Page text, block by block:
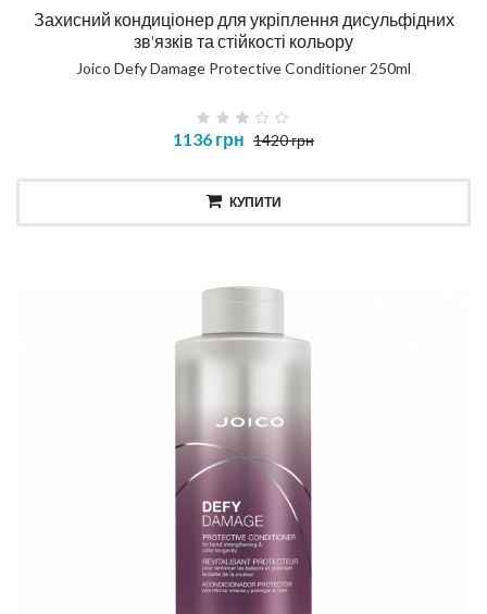
Захисний кондиціонер для укріплення дисульфідних
зв'язків та стійкості кольору
Joico Defy Damage Protective Conditioner 250ml
1136 грн 1420 грн
КУПИТИ